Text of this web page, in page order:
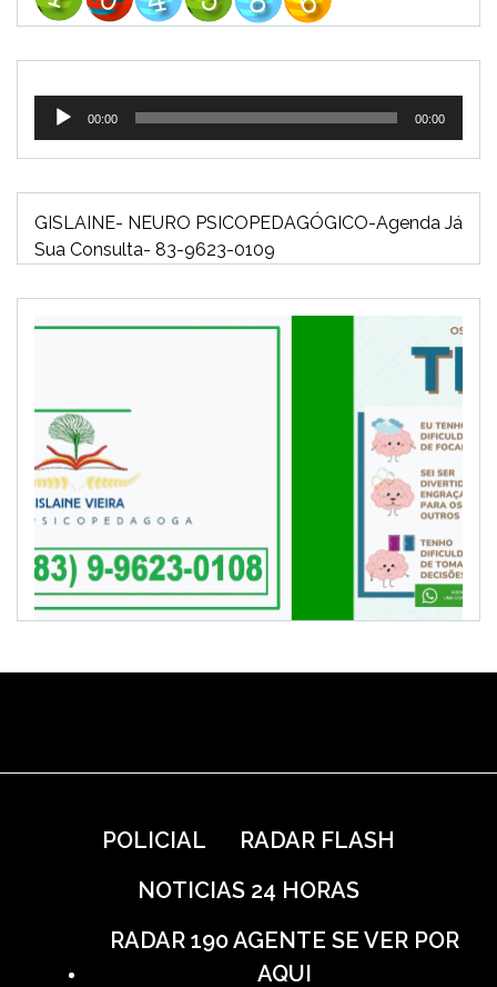
Tocador
áudio
00:00 00:00
GISLAINE- NEURO PSICOPEDAGÓGICO-Agenda Já
Sua Consulta- 83-9623-0109
POLICIAL
RADAR FLASH
NOTICIAS 24 HORAS
RADAR 190 AGENTE SE VER POR
AQUI